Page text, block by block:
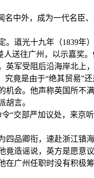
中外，成为一代名
道光十九年（1839
送往广州，以示嘉
英军受阻后沿海岸北
竟是由于“绝其贸易”
会。他声称英国所
胡言。
“交部严加议处，来京
四品卿衔，速赴浙江
造谣说，英方是愿
广州任职时没有积极